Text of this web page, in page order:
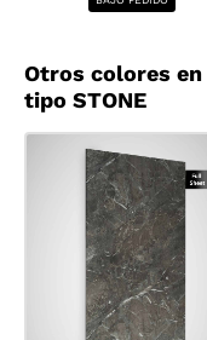
Otros colores en
tipo STONE